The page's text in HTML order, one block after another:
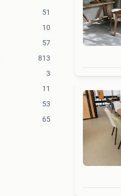
51
10
57
813
3
11
53
65